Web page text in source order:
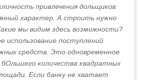
привлечения дольщиков
характер. А строить нужно
мы видим здесь возможности?
использование поступлений
средств. Это одновременное
количества квадратных
Если банку не хватает